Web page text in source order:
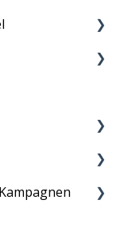
live zu